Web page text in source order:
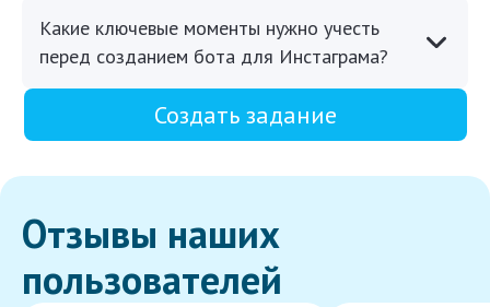
Какие ключевые моменты нужно учесть
перед созданием бота для Инстаграма?
Создать задание
Отзывы наших
пользователей